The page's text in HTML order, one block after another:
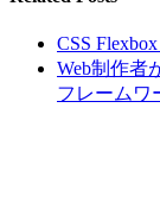
CSS
Web制作者
フレームワ